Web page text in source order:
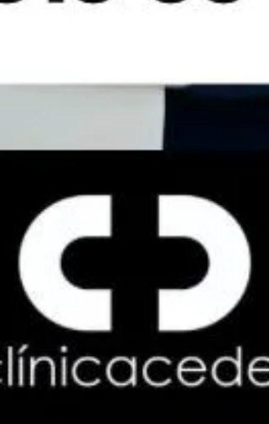
convertido en una de las soluciones estéticas más
debes evitar
El blanqueamiento dental es uno de los tratamientos
estéticos más demandados para mejorar la apariencia
de la sonrisa. Sin embargo, muchas personas cometen
errores después del procedimiento que pueden reducir
su eficacia o provocar sensibilidad dental. Comprender
qué hacer y qué evitar tras un blanqueamiento es clave
para mantener los resultados durante más tiempo y […]